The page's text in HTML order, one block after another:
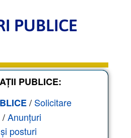
PUBLICE
PUBLICE:
/ Solicitare
/Anunțuri
posturi